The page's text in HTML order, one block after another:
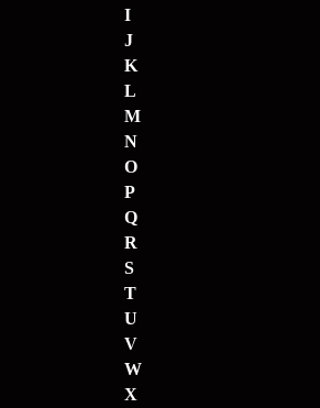
I
J
K
L
M
N
O
P
Q
R
S
T
U
V
W
X